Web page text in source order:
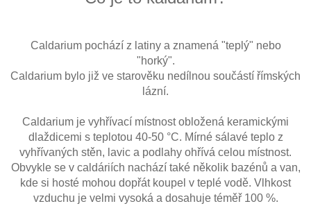
Caldarium pochází z latiny a znamená "teplý" nebo
"horký".
Caldarium bylo již ve starověku nedílnou součástí římských
lázní.
Caldarium je vyhřívací místnost obložená keramickými
dlaždicemi s teplotou 40-50 °C. Mírné sálavé teplo z
vyhřívaných stěn, lavic a podlahy ohřívá celou místnost.
Obvykle se v caldáriích nachází také několik bazénů a van,
kde si hosté mohou dopřát koupel v teplé vodě. Vlhkost
vzduchu je velmi vysoká a dosahuje téměř 100 %.